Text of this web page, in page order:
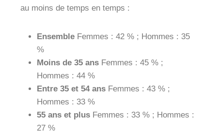
au moins de temps en temps :
Ensemble Femmes : 42 % ; Hommes : 35
%
Moins de 35 ans Femmes : 45 % ;
Hommes : 44 %
Entre 35 et 54 ans Femmes : 43 % ;
Hommes : 33 %
55 ans et plus Femmes : 33 % ; Hommes :
27 %